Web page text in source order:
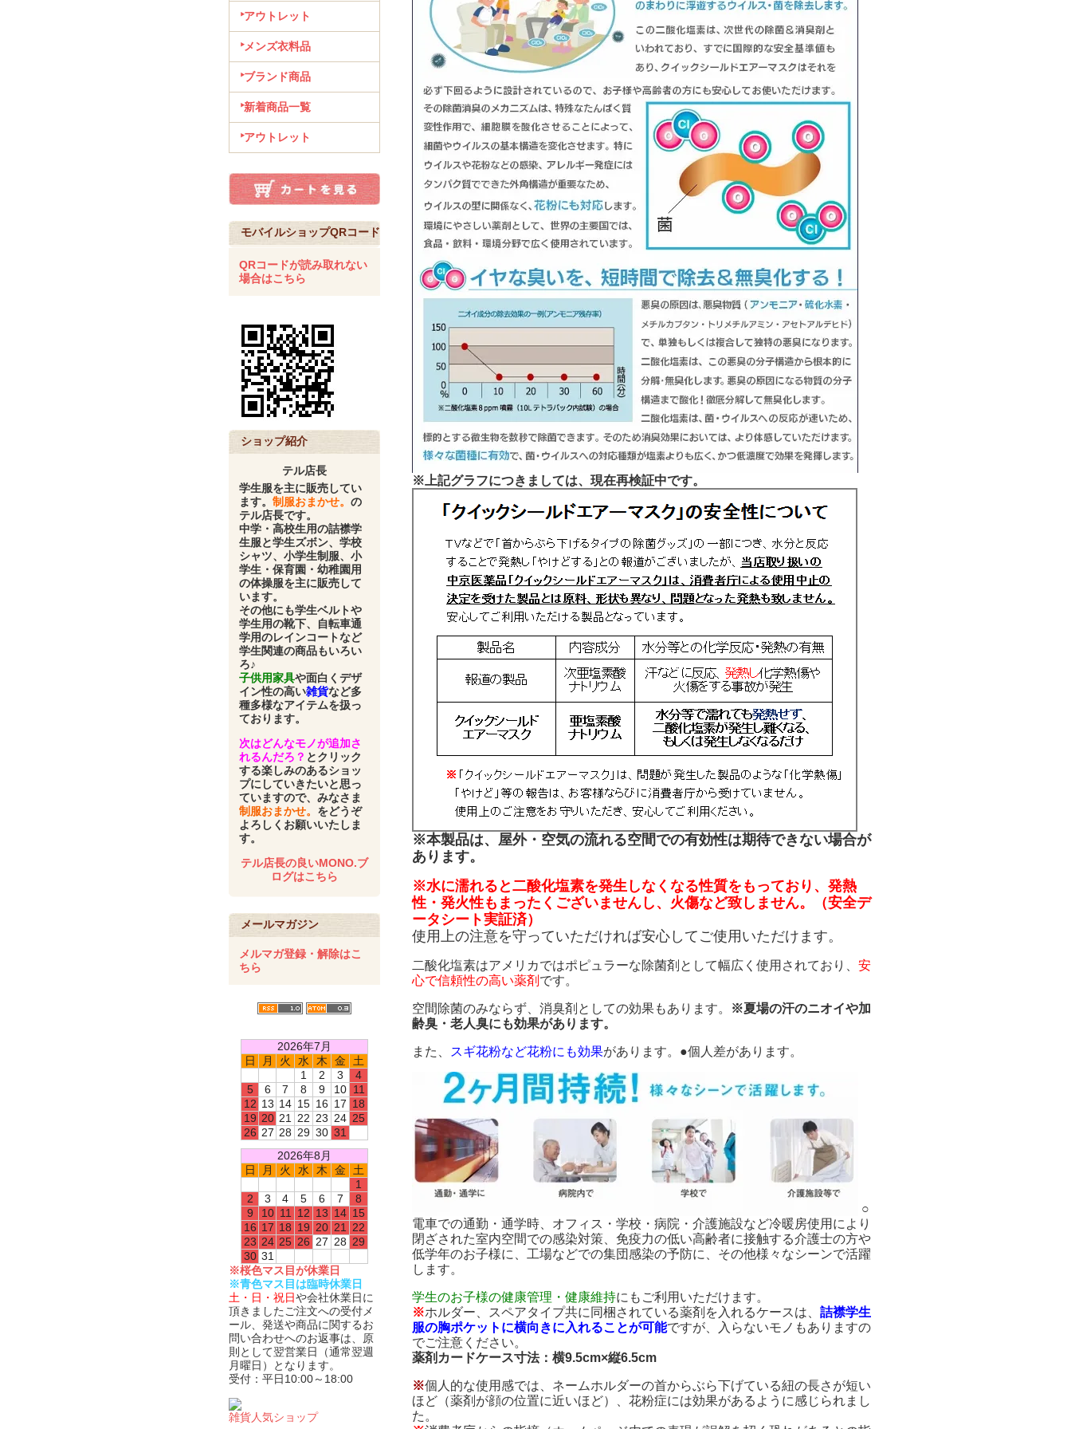
アウトレット
メンズ衣料品
ブランド商品
新着商品一覧
アウトレット
モバイルショップQRコード
QRコードが読み取れない
場合はこちら
ショップ紹介
テル店長
学生服を主に販売してい
ます。 制服おまかせ。 の
テル店長です。
中学・高校生用の詰襟学
生服と学生ズボン、学校
シャツ、小学生制服、小
学生・保育園・幼稚園用
の体操服を主に販売して
います。
その他にも学生ベルトや
学生用の靴下、自転車通
学用のレインコートなど
学生関連の商品もいろい
ろ♪
子供用家具や面白くデザ
イン性の高い雑貨など多
種多様なアイテムを扱っ
ております。
次はどんなモノが追加さ
れるんだろ？ とクリック
する楽しみのあるショッ
プにしていきたいと思っ
ていますので、みなさま
制服おまかせ。 をどうぞ
よろしくお願いいたしま
す。
テル店長の良いMONO.ブ
ログはこちら
メールマガジン
メルマガ登録・解除はこ
ちら
2026年7月
日
月 火 水 木 金
土
1
2 3
4
5
6 7 8 9 10 11
12 13 14 15 16 17 18
19 20 21 22 23 24 25
26 27 28 29 30 31
2026年8月
日
月 火 水 木 金
土
1
2
3 4 5 6 7
8
9
10 11 12 13 14 15
16 17 18 19 20 21
22
23 24 25 26 27 28 29
30 31
※桜色マス目が休業日
※青色マス目は臨時休業日
土・日・祝日や会社休業日に
頂きましたご注文への受付メ
ール、発送や商品に関するお
問い合わせへのお返事は、原
則として翌営業日（通常翌週
月曜日）となります。
受付：平日10:00～18:00
雑貨人気ショップ
※上記グラフにつきましては、現在再検証中です。
※本製品は、屋外・空気の流れる空間での有効性は期待できない場合が
あります。
※水に濡れると二酸化塩素を発生しなくなる性質をもっており、発熱
性・発火性もまったくございませんし、火傷など致しません。（安全デ
ータシート実証済）
使用上の注意を守っていただければ安心してご使用いただけます。
二酸化塩素はアメリカではポピュラーな除菌剤として幅広く使用されており、 安
心で信頼性の高い薬剤 です。
空間除菌のみならず、消臭剤としての効果もあります。
※夏場の汗のニオイや加
齢臭・老人臭にも効果があります。
また、 スギ花粉など花粉にも効果があります。●個人差があります。
○
電車での通勤・通学時、オフィス・学校・病院・介護施設など冷暖房使用により
閉ざされた室内空間での感染対策、免疫力の低い高齢者に接触する介護士の方や
低学年のお子様に、工場などでの集団感染の予防に、その他様々なシーンで活躍
します。
学生のお子様の健康管理・健康維持にもご利用いただけます。
※ホルダー、スペアタイプ共に同梱されている薬剤を入れるケースは、 詰襟学生
服の胸ポケットに横向きに入れることが可能ですが、入らないモノもありますの
でご注意ください。
薬剤カードケース寸法：横9.5cm×縦6.5cm
※個人的な使用感では、ネームホルダーの首からぶら下げている紐の長さが短い
ほど（薬剤が顔の位置に近いほど）、花粉症には効果があるように感じられまし
た。